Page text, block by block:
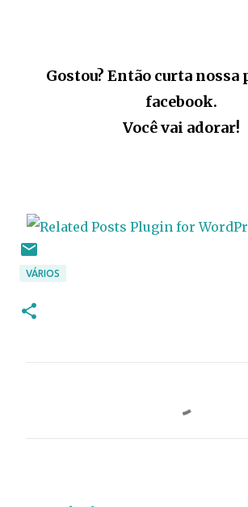
Gostou? Então curta nossa
facebook.
Você vai adorar!
VÁRIOS